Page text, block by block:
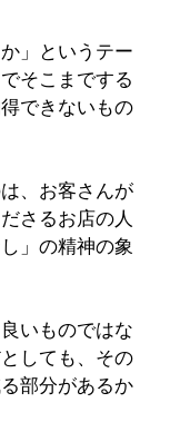
」というテー
そこまでする
できないもの
、お客さんが
さるお店の人
」の精神の象
いものではな
しても、その
部分があるか